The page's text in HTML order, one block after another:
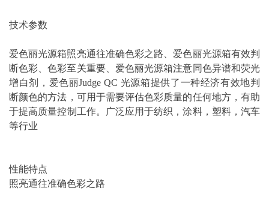
技术参数
爱色丽光源箱照亮通往准确色彩之路、爱色丽光源箱有效判
断色彩、色彩至关重要、爱色丽光源箱注意同色异谱和荧光
增白剂，爱色丽Judge QC 光源箱提供了一种经济有效地判
断颜色的方法 ，可用于需要评估色彩质量的任何地方，有助
于提高质量控制工作。广泛应用于纺织，涂料，塑料，汽车
等行业
性能特点
照亮通往准确色彩之路